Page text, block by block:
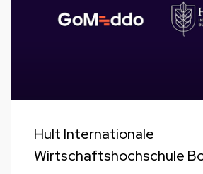
Hult Internationale
Wirtschaftshochschule